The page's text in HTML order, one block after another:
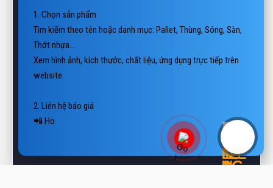
Tìm kiếm theo tên hoặc danh mục: Pallet, Thùng, Sóng, Sàn,
Thớt nhựa…
Xem hình ảnh, kích thước, chất liệu, ứng dụng trực tiếp trên
website.
📲 Hotline/Zalo: 0938 806 222
📨 Email: vietth